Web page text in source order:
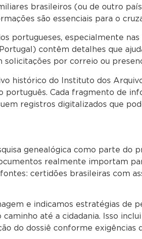
brasileiros (ou de outro
são essenciais para o
portugueses, especialmente
contêm detalhes que
por correio ou
histórico do Instituto dos
Cada fragmento de
registros digitalizados que
genealógica como parte do
realmente importam
certidões brasileiras com
e indicamos estratégias de
até a cidadania. Isso
do dossiê conforme